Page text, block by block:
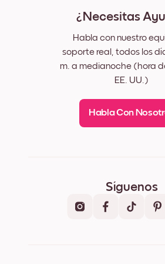
¿Necesitas
Habla con nuestro
soporte real, todos los
m. a medianoche (hora
EE. UU.)
Habla Con
Síguenos